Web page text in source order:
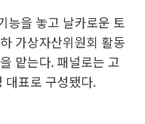
능을 놓고 날카로운 토
가상자산위원회 활동
맡는다. 패널로는 고
대표로 구성됐다.